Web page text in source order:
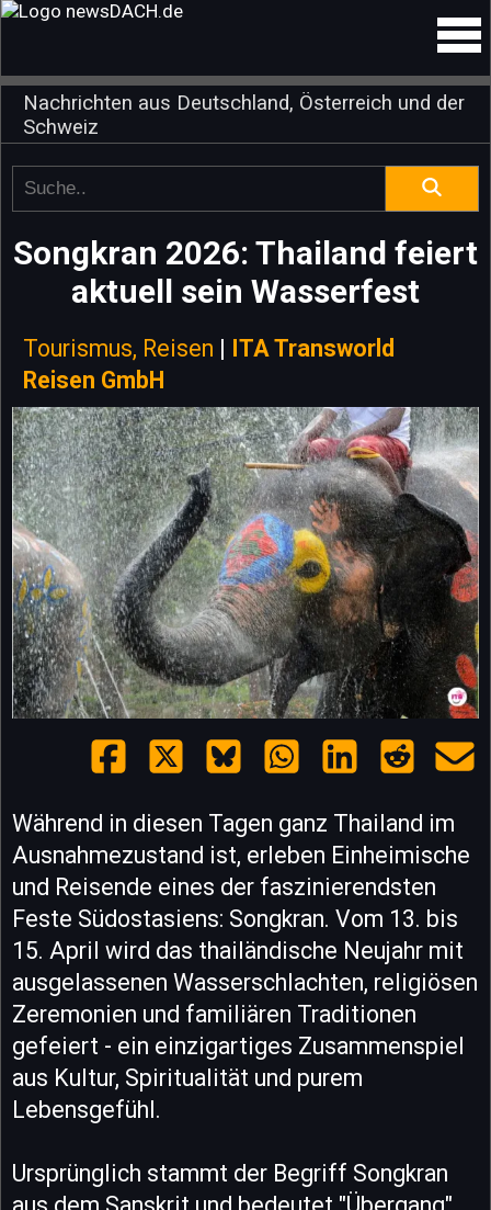
Nachrichten aus Deutschland, Österreich und der
Schweiz
Songkran 2026: Thailand feiert
aktuell sein Wasserfest
Tourismus, Reisen | ITA Transworld
Reisen GmbH
Während in diesen Tagen ganz Thailand im
Ausnahmezustand ist, erleben Einheimische
und Reisende eines der faszinierendsten
Feste Südostasiens: Songkran. Vom 13. bis
15. April wird das thailändische Neujahr mit
ausgelassenen Wasserschlachten, religiösen
Zeremonien und familiären Traditionen
gefeiert - ein einzigartiges Zusammenspiel
aus Kultur, Spiritualität und purem
Lebensgefühl.
Ursprünglich stammt der Begriff Songkran